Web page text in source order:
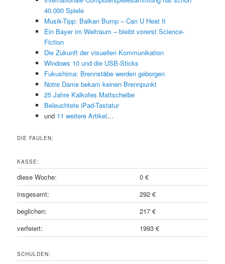
40.000 Spiele
Musik-Tipp: Balkan Bump – Can U Heat It
Ein Bayer im Weltraum – bleibt vorerst Science-
Fiction
Die Zukunft der visuellen Kommunikation
Windows 10 und die USB-Sticks
Fukushima: Brennstäbe werden geborgen
Notre Dame bekam keinen Brennpunkt
25 Jahre Kalkofes Mattscheibe
Beleuchtete iPad-Tastatur
und 11 weitere Artikel…
DIE FAULEN:
KASSE:
diese Woche:
0 €
insgesamt:
292 €
beglichen:
217 €
verfeiert:
1993 €
SCHULDEN: